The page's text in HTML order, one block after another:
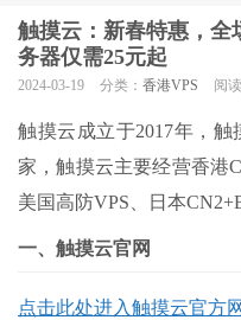
触摸云：新春特惠，全
务器仅需25元起
2024-03-19 分类： 香港VPS 阅
触摸云成立于2017年，
家，触摸云主要经营香港
美国高防VPS、日本
一、触摸云官网
点击此处进入触摸云官方